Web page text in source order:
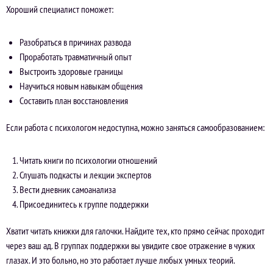
Хороший специалист поможет:
Разобраться в причинах развода
Проработать травматичный опыт
Выстроить здоровые границы
Научиться новым навыкам общения
Составить план восстановления
Если работа с психологом недоступна, можно заняться самообразованием:
Читать книги по психологии отношений
Слушать подкасты и лекции экспертов
Вести дневник самоанализа
Присоединитесь к группе поддержки
Хватит читать книжки для галочки. Найдите тех, кто прямо сейчас проходит
через ваш ад. В группах поддержки вы увидите свое отражение в чужих
глазах. И это больно, но это работает лучше любых умных теорий.